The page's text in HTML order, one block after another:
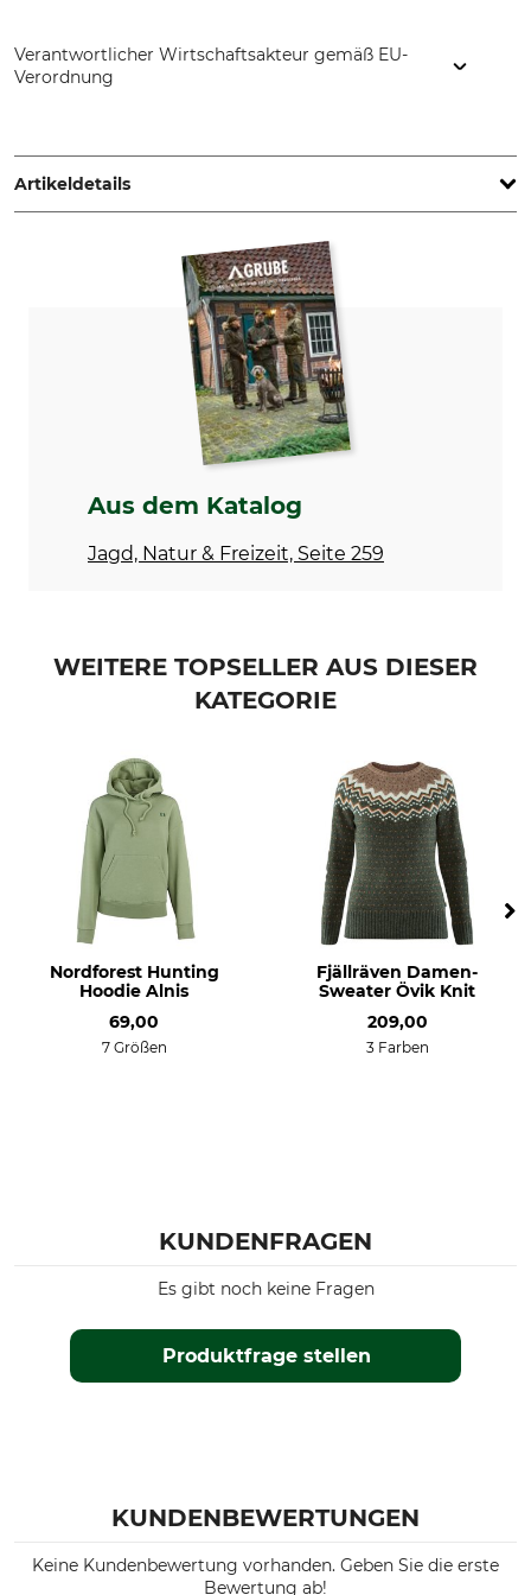
Verantwortlicher Wirtschaftsakteur gemäß EU-
Verordnung
Netherlands, www.dubarry.com
Artikeldetails
Produkttyp
Pullover
Modellbezeichnung
Oberstoff
31% Polyester
30% Wolle
20% Alpaka
15% Nylon
4% Elasthan
Farbe
Aus dem Katalog
Jagd, Natur & Freizeit, Seite 259
WEITERE TOPSELLER AUS DIESER
KATEGORIE
Nordforest Hunting
Hoodie Alnis
69,00
7 Größen
Fjällräven Damen-
Sweater Övik Knit
209,00
3 Farben
KUNDENFRAGEN
Produktfrage stellen
Es gibt noch keine Fragen
KUNDENBEWERTUNGEN
Keine Kundenbewertung vorhanden. Geben Sie die erste
Bewertung ab!